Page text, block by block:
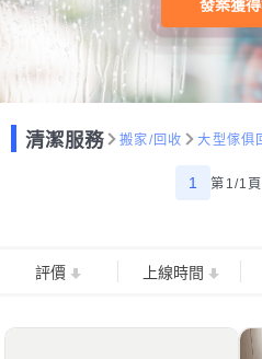
發案獲
清潔服務 搬家/回收 大型傢俱
1 第1/1頁
評價 上線時間